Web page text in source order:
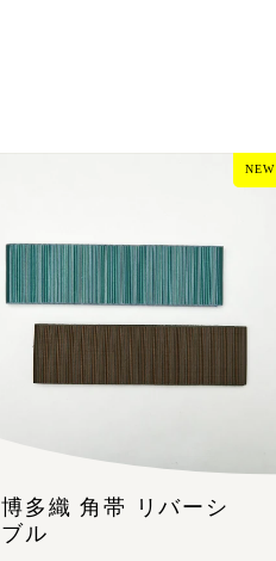
博多織 角帯 リバーシ
ブル
NEW